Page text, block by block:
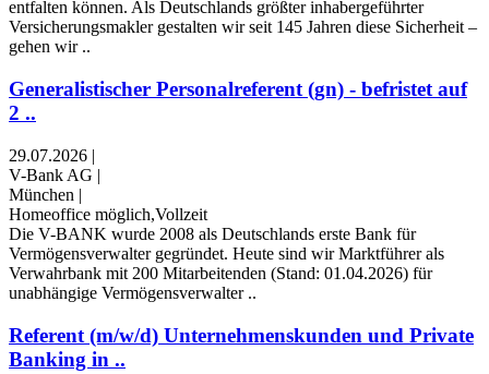
entfalten können. Als Deutschlands größter inhabergeführter
Versicherungsmakler gestalten wir seit 145 Jahren diese Sicherheit –
gehen wir ..
Generalistischer Personalreferent (gn) - befristet auf
2 ..
29.07.2026 |
V-Bank AG |
München |
Homeoffice möglich,Vollzeit
Die V-BANK wurde 2008 als Deutschlands erste Bank für
Vermögensverwalter gegründet. Heute sind wir Marktführer als
Verwahrbank mit 200 Mitarbeitenden (Stand: 01.04.2026) für
unabhängige Vermögensverwalter ..
Referent (m/w/d) Unternehmenskunden und Private
Banking in ..